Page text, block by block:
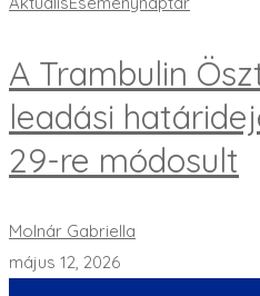
A Trambulin
leadási
29-re módosult
Molnár Gabriella
május 12, 2026